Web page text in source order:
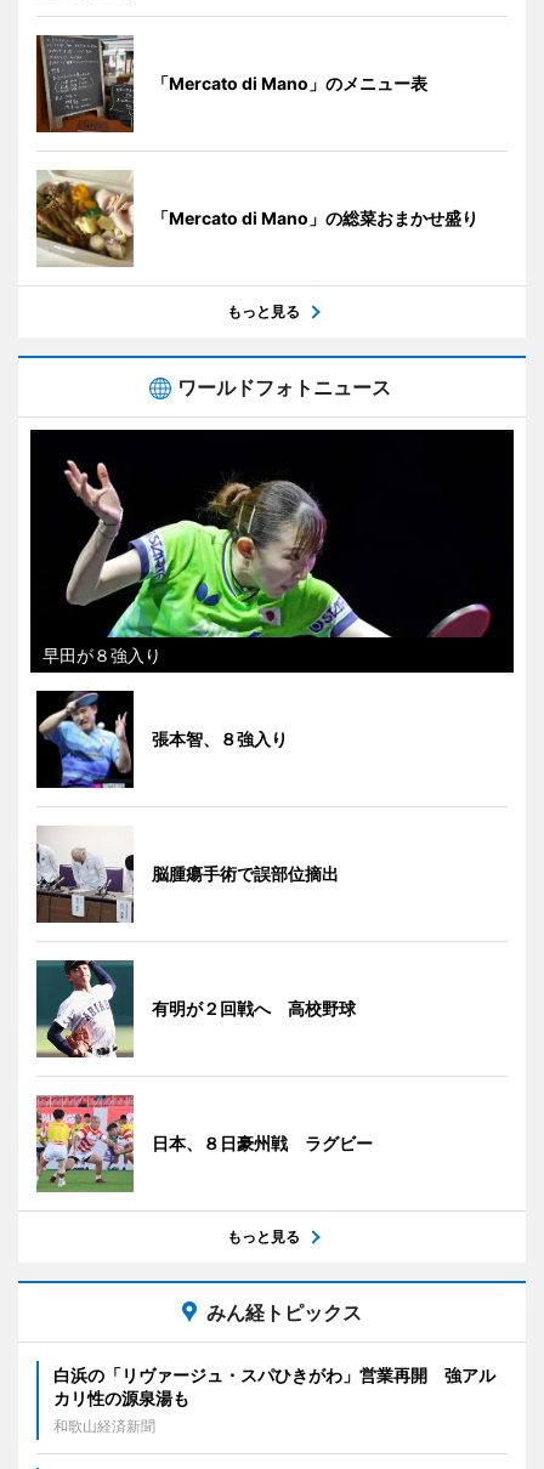
「Mercato di Mano」のメニュー表
「Mercato di Mano」の総菜おまかせ盛り
もっと見る
ワールドフォトニュース
早田が８強入り
張本智、８強入り
脳腫瘍手術で誤部位摘出
有明が２回戦へ 高校野球
日本、８日豪州戦 ラグビー
もっと見る
みん経トピックス
白浜の「リヴァージュ・スパひきがわ」営業再開 強アル
カリ性の源泉湯も
和歌山経済新聞